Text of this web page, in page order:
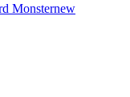
Monsternew